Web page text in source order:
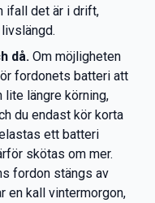
ifall det är i drift,
då. Om möjligheten
fordonets batteri att
lite längre körning,
du endast kör korta
ett batteri
skötas om mer.
fordon stängs av
en kall vintermorgon,